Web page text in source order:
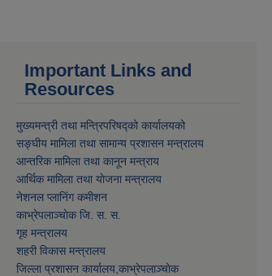
Important Links and
Resources
मुख्यमन्त्री तथा मन्त्रिपरिषद्को कार्यालयको
सङ्घीय मामिला तथा सामान्य प्रशासन मन्त्रालय
आन्तरिक मामिला तथा कानून मन्त्राय
आर्थिक मामिला तथा याेजना मन्त्रालय
नेशनल प्लानिंग कमीशन
काभ्रेपलाञ्चाेक जि. स. स.
गृह मन्त्रालय
शहरी विकास मन्त्रालय
जिल्ला प्रशासन कार्यालय,काभ्रेपलाञ्चाेक